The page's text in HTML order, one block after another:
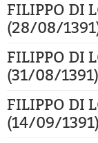
FILIPPO DI
(28/08/
FILIPPO DI
(31/08/1391)
FILIPPO DI
(14/09/1391)